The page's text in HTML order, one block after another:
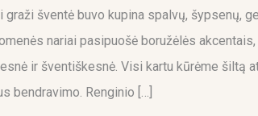
graži šventė buvo kupina spalvų, šypsenų,
nariai pasipuošė boružėlės
ir šventiškesnė. Visi kartu kūrėme šiltą
bendravimo. Renginio […]